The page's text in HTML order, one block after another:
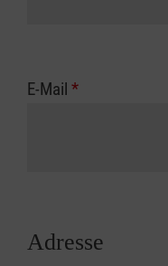
E-Mail *
Adresse